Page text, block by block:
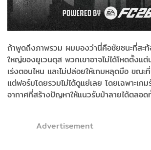
ถ้าพูดถึงภาพรวม ผมมองว่านี่คือชัยชนะที่สะ
ใหญ่ของยูเวนตุส พวกเขาอาจไม่ได้โหดตั้งแ
เร่งตอนไหน และไม่ปล่อยให้เกมหลุดมือ ขณะ
แต่ฟอร์มโดยรวมไม่ได้ดูแย่เลย โดยเฉพาะเก
อากาศที่สร้างปัญหาให้แนวรับม้าลายได้ตลอด
Advertisement